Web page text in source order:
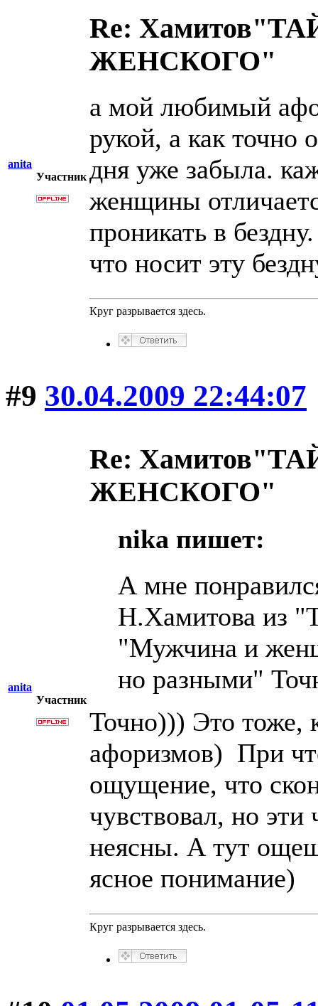
anita
Участник
Re:
ЖЕНСКОГО"
а мой любимый
рукой, а как точно
дня уже забыла.
женщины
проникать в
что носит эту
Круг разрывается здесь.
#9 30.04.2009 22:44:07
anita
Участник
Re:
ЖЕНСКОГО"
nika пишет:
А мне
Н.Хамитова из
"Мужчина и
но разными"
Точно))) Это тоже,
афоризмов) При
ощущение, что
чувствовал, но
неясны. А тут
ясное понимание)
Круг разрывается здесь.